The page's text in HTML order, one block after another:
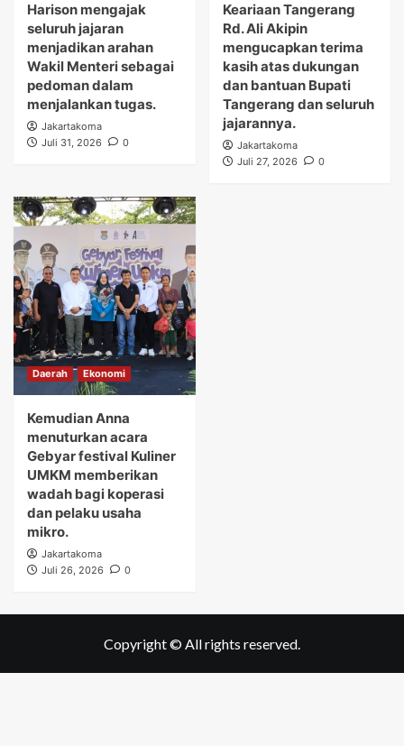
Harison mengajak
seluruh jajaran
menjadikan arahan
Wakil Menteri sebagai
pedoman dalam
menjalankan tugas.
Jakartakoma
Juli 31, 2026
0
Keariaan Tangerang
Rd. Ali Akipin
mengucapkan terima
kasih atas dukungan
dan bantuan Bupati
Tangerang dan seluruh
jajarannya.
Jakartakoma
Juli 27, 2026
0
Daerah Ekonomi
Kemudian Anna
menuturkan acara
Gebyar festival Kuliner
UMKM memberikan
wadah bagi koperasi
dan pelaku usaha
mikro.
Jakartakoma
Juli 26, 2026
0
Copyright © All rights reserved.